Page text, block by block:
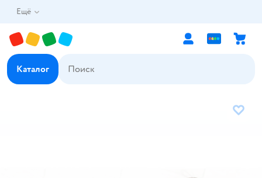
Ещё
Каталог
В